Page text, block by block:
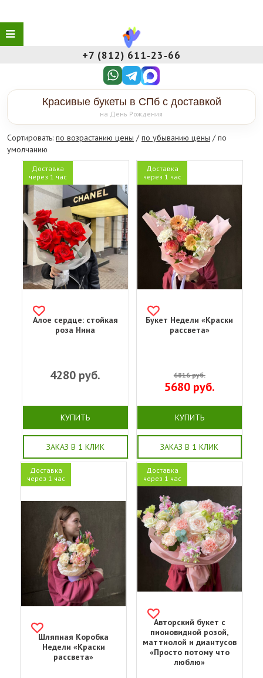
+7 (812) 611‑23‑66
Красивые букеты в СПб с доставкой
на День Рождения
Сортировать: по возрастанию цены /по убыванию цены / по
умолчанию
Доставка
через 1 час
Алое сердце: стойкая
роза Нина
4280 руб.
КУПИТЬ
ЗАКАЗ В 1 КЛИК
Доставка
через 1 час
Букет Недели «Краски
рассвета»
6816руб.
5680руб.
КУПИТЬ
ЗАКАЗ В 1 КЛИК
Доставка
через 1 час
Шляпная Коробка
Недели «Краски
рассвета»
Доставка
через 1 час
Авторский букет с
пионовидной розой,
маттиолой и диантусов
«Просто потому что
люблю»